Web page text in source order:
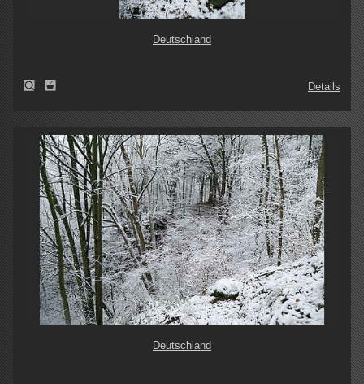
Deutschland
Details
Deutschland